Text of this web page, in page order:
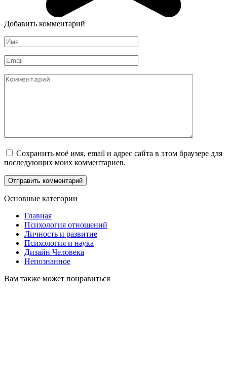
Добавить комментарий
Имя
*
Email
*
Комментарий
Сохранить моё имя, email и адрес сайта в этом браузере для
последующих моих комментариев.
Основные категории
Главная
Психология отношений
Личность и развитие
Психология и наука
Дизайн Человека
Непознанное
Вам также может понравиться